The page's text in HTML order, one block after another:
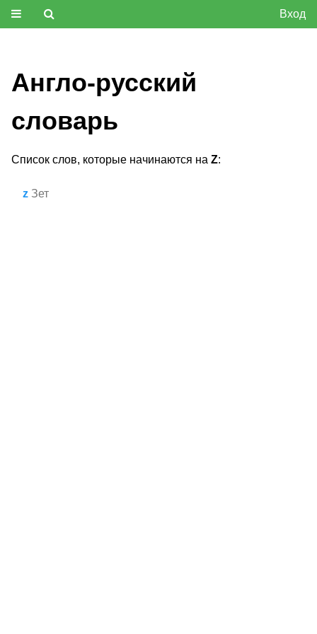
Вход
Англо-русский
словарь
Список слов, которые начинаются на Z:
z Зет